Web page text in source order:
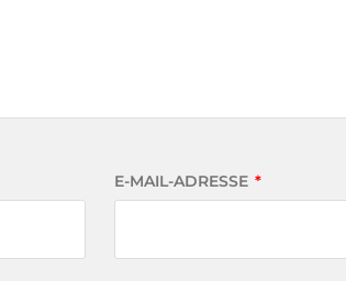
E-MAIL-ADRESSE *